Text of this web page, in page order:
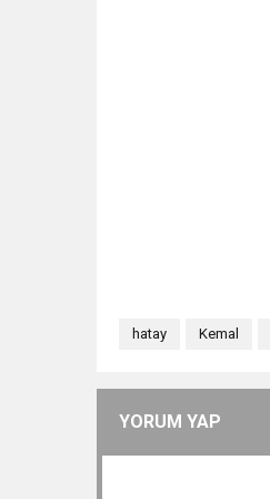
hatay Kemal
YORUM YAP